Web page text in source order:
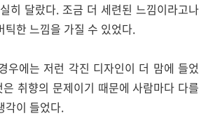
히 달랐다. 조금 더 세련된 느낌이라고나
틱한 느낌을 가질 수 있었다.
우에는 저런 각진 디자인이 더 맘에 들었
취향의 문제이기 때문에 사람마다 다를
각이 들었다.